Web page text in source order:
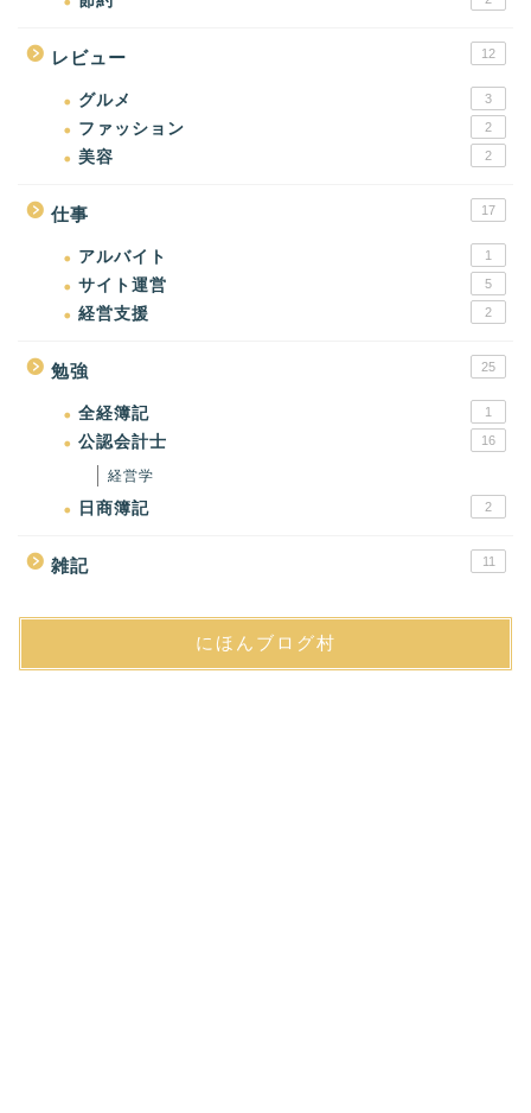
レビュー 12
グルメ 3
ファッション 2
美容 2
仕事 17
アルバイト 1
サイト運営 5
経営支援 2
勉強 25
全経簿記 1
公認会計士 16
経営学
日商簿記 2
雑記 11
にほんブログ村